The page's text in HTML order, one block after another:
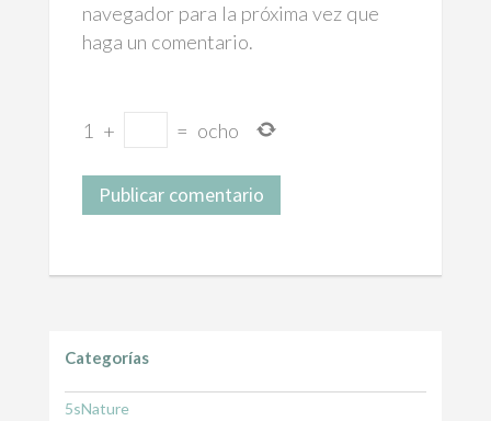
navegador para la próxima vez que
haga un comentario.
1 + = ocho
Categorías
5sNature